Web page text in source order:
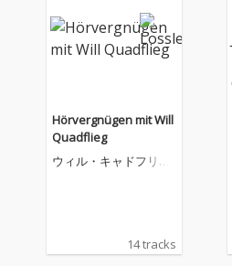
Hörvergnügen mit Will
Quadflieg
ウィル・キャドフリー
14 tracks